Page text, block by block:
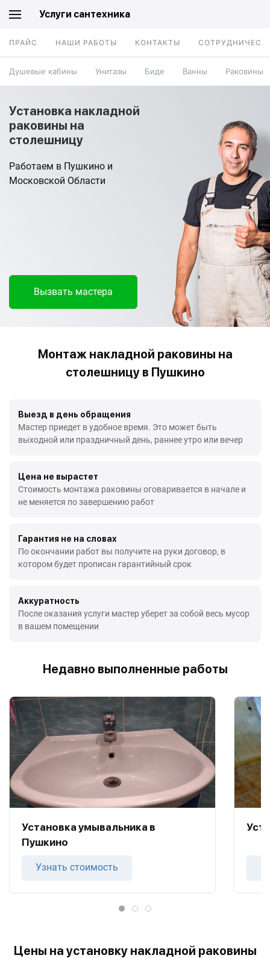
Услуги сантехника
ПРАЙС НАШИ РАБОТЫ КОНТАКТЫ
Душевые кабины Унитазы Биде Ванны Раковины
Установка накладной
раковины на
столешницу
Работаем в Пушкино и
Московской Области
Вызвать мастера
Монтаж накладной раковины на
столешницу в Пушкино
Выезд в день обращения
Мастер приедет в удобное время. Это может быть
выходной или праздничный день, раннее утро или вечер
Цена не вырастет
Стоимость монтажа раковины оговаривается в начале и
не меняется по завершению работ
Гарантия не на словах
По окончании работ вы получите на руки договор, в
котором будет прописан гарантийный срок
Аккуратность
После оказания услуги мастер уберет за собой весь мусор
в вашем помещении
Недавно выполненные работы
Установка умывальника в
Пушкино
Узнать стоимость
Цены на установку накладной раковины